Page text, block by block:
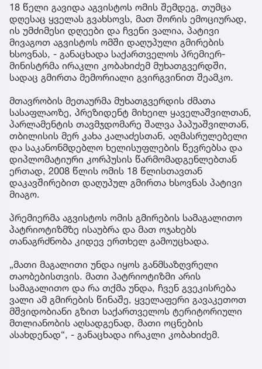
18 წელი გავიდა აგვისტოს ომის შემდეგ, თუმცა
დღესაც ყველას გვახსოვს, მათ შორის ემოციურად,
ის უმძიმესი დღეები და ჩვენი ვალია, პატივი
მივაგოთ აგვისტოს ომში დაღუპული გმირების
ხსოვნას, - განაცხადა საქართველოს პრემიერ-
მინისტრმა ირაკლი კობახიძემ მუხათგვერდში,
სადაც გმირთა მემორიალი გვირგვინით შეამკო.
მთავრობის მეთაურმა მუხათგვერდის ძმათა
სასაფლაოზე, პრეზიდენტ მიხეილ ყაველაშვილთან,
პარლამენტის თავმჯდომარე შალვა პაპუაშვილთან,
თბილისის მერ კახა კალაძესთან, აღმასრულებელი
და საკანონმდებლო ხელისუფლების წევრებსა და
დიპლომატიური კორპუსის წარმომადგენლებთან
ერთად, 2008 წლის ომის 18 წლისთავთან
დაკავშირებით დაღუპულ გმირთა ხსოვნას პატივი
მიაგო.
პრემიერმა აგვისტოს ომის გმირების სამაგალითო
პატრიოტიზმზე ისაუბრა და მათ ოჯახებს
თანაგრძნობა კიდევ ერთხელ გამოუცხადა.
„მათი მაგალითი უნდა იყოს განმსაზღვრელი
თაობებისთვის. მათი პატრიოტიზმი არის
სამაგალითო და რა თქმა უნდა, ჩვენ გვეკისრება
ვალი ამ გმირების წინაშე, ყველაფერი გავაკეთოთ
მშვიდობიანი გზით საქართველოს ტერიტორიული
მთლიანობის აღსადგენად, მათი ოცნების
ასახდენად“, - განაცხადა ირაკლი კობახიძემ.